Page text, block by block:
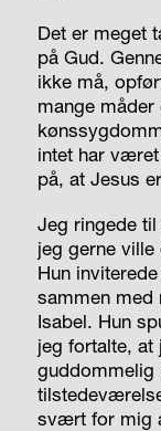
Det er meget
på Gud.
ikke må,
mange
intet har
på, at Jesus
Jeg ringede
jeg gerne
Hun
sammen med
Isabel. Hun
jeg fortalte,
guddommelig
svært for mig